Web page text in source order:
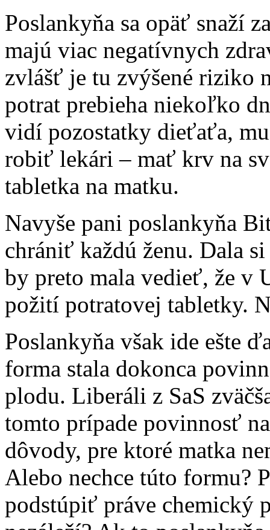
Poslankyňa sa opäť snaží
majú viac negatívnych
zvlášť je tu zvýšené riziko
potrat prebieha niekoľko
vidí pozostatky dieťaťa,
robiť lekári – mať krv na
tabletka na matku.
Navyše pani poslankyňa
chrániť každú ženu. Dala
by preto mala vedieť, že v
požití potratovej tabletky.
Poslankyňa však ide ešte
forma stala dokonca
plodu. Liberáli z SaS
tomto prípade povinnosť
dôvody, pre ktoré matka
Alebo nechce túto formu?
podstúpiť práve chemický